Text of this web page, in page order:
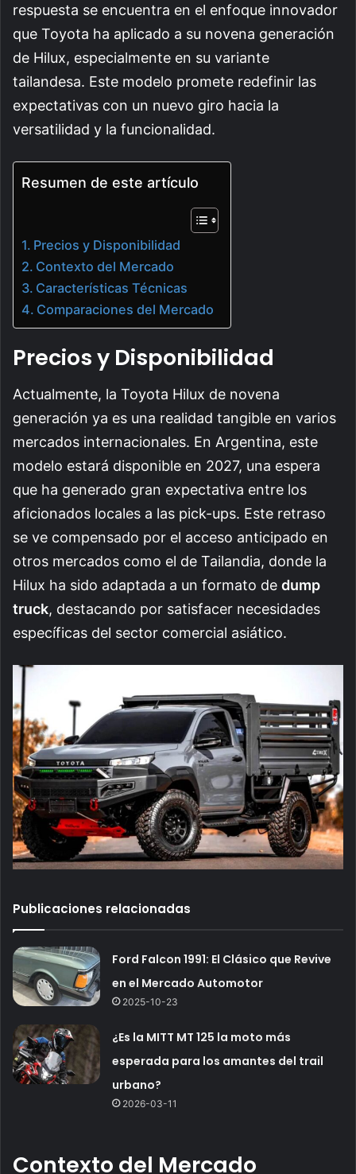
respuesta se encuentra en el enfoque innovador
que Toyota ha aplicado a su novena generación
de Hilux, especialmente en su variante
tailandesa. Este modelo promete redefinir las
expectativas con un nuevo giro hacia la
versatilidad y la funcionalidad.
Resumen de este artículo
Precios y Disponibilidad
Contexto del Mercado
Características Técnicas
Comparaciones del Mercado
Precios y Disponibilidad
Actualmente, la Toyota Hilux de novena
generación ya es una realidad tangible en varios
mercados internacionales. En Argentina, este
modelo estará disponible en 2027, una espera
que ha generado gran expectativa entre los
aficionados locales a las pick-ups. Este retraso
se ve compensado por el acceso anticipado en
otros mercados como el de Tailandia, donde la
Hilux ha sido adaptada a un formato de dump
truck, destacando por satisfacer necesidades
específicas del sector comercial asiático.
Publicaciones relacionadas
Ford Falcon 1991: El Clásico que Revive
en el Mercado Automotor
2025-10-23
¿Es la MITT MT 125 la moto más
esperada para los amantes del trail
urbano?
2026-03-11
Contexto del Mercado